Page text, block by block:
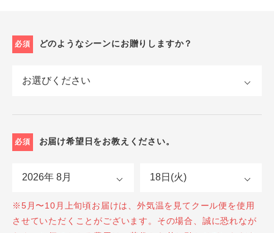
必須 どのようなシーンにお贈りしますか？
必須 お届け希望日をお教えください。
※5月〜10月上旬頃お届けは、外気温を見てクール便を使用
させていただくことがございます。その場合、誠に恐れなが